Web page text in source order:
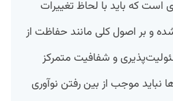
است که باید با لحاظ تغییرات
و بر اصول کلی مانند حفاظت از
و شفافیت متمرکز
موجب از بین رفتن نوآوری